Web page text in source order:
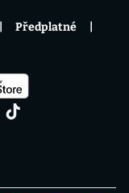
Předplatné